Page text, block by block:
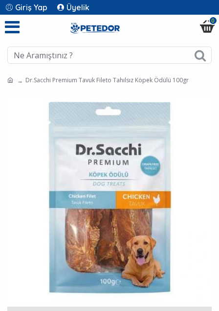
Giriş Yap Üyelik
0
Dr.Sacchi Premium Tavuk Fileto Tahılsız Köpek Ödülü 100gr